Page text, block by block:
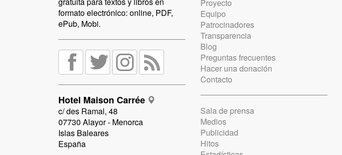
formato electrónico: online, PDF,
ePub, Mobi.
Hotel Maison Carrée
c/ des Ramal, 48
07730 Alayor - Menorca
Islas Baleares
España
Proyecto
Equipo
Patrocinadores
Transparencia
Blog
Preguntas frecuentes
Hacer una donación
Contacto
Sala de prensa
Medios
Publicidad
Hitos